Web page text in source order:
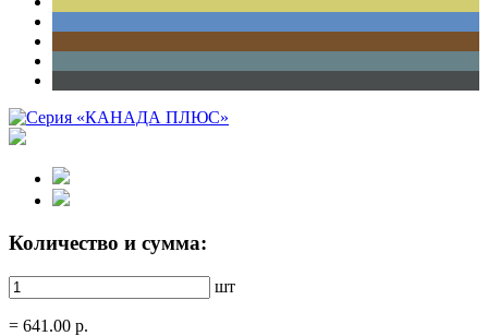
Количество и сумма:
шт
= 641.00 р.